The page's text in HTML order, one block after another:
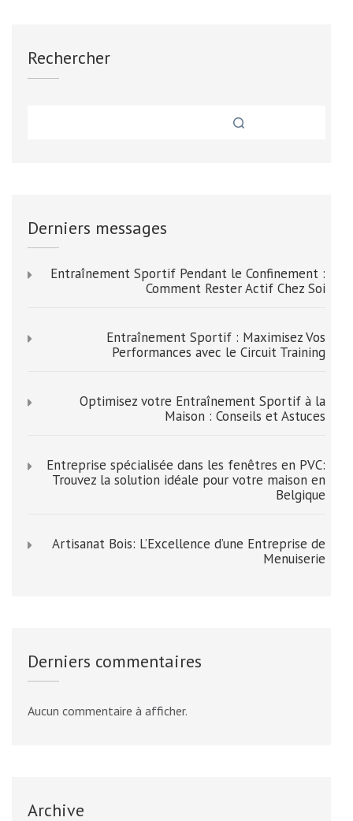
Rechercher
Derniers messages
Entraînement Sportif Pendant le Confinement :
Comment Rester Actif Chez Soi
Entraînement Sportif : Maximisez Vos
Performances avec le Circuit Training
Optimisez votre Entraînement Sportif à la
Maison : Conseils et Astuces
Entreprise spécialisée dans les fenêtres en PVC:
Trouvez la solution idéale pour votre maison en
Belgique
Artisanat Bois: L’Excellence d’une Entreprise de
Menuiserie
Derniers commentaires
Aucun commentaire à afficher.
Archive